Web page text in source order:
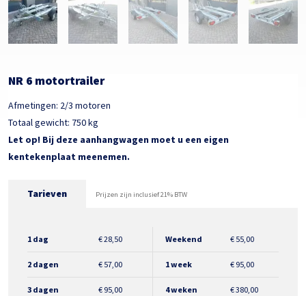
NR 6 motortrailer
Afmetingen: 2/3 motoren
Totaal gewicht: 750 kg
Let op! Bij deze aanhangwagen moet u een eigen
kentekenplaat meenemen.
Tarieven Prijzen zijn inclusief 21% BTW
1 dag €28,50
2 dagen €57,00
3 dagen €95,00
Weekend € 55,00
1 week € 95,00
4 weken €380,00